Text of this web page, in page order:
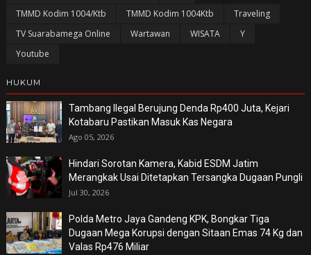
TMMD Kodim 1004/Ktb
TMMD Kodim 1004Ktb
Traveling
TV Suarabamega Online
Wartawan WISATA
Y
Youtube
HUKUM
Tambang Ilegal Berujung Denda Rp400 Juta, Kejari
Kotabaru Pastikan Masuk Kas Negara
Ago 05, 2026
Hindari Sorotan Kamera, Kabid ESDM Jatim
Merangkak Usai Ditetapkan Tersangka Dugaan Pungli
Jul 30, 2026
Polda Metro Jaya Gandeng KPK, Bongkar Tiga
Dugaan Mega Korupsi dengan Sitaan Emas 74 Kg dan
Valas Rp476 Miliar